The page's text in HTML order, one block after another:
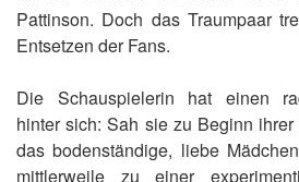
Pattinson. Doch das Traumpaar
Entsetzen der Fans.
Die Schauspielerin hat einen
hinter sich: Sah sie zu Beginn
das bodenständige, liebe
mittlerweile zu einer